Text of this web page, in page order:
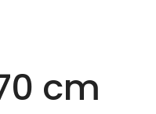
cm